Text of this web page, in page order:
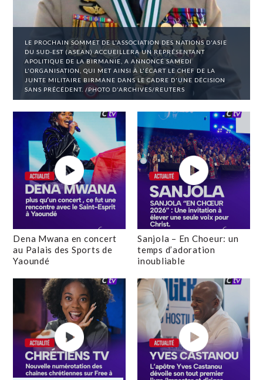
LE PROCHAIN SOMMET DE L'ASSOCIATION DES NATIONS D'ASIE
DU SUD-EST (ASEAN) ACCUEILLERA UN REPRÉSENTANT
APOLITIQUE DE LA BIRMANIE, A ANNONCÉ SAMEDI
L'ORGANISATION, QUI MET AINSI À L'ÉCART LE CHEF DE LA
JUNTE MILITAIRE BIRMANE DANS LE CADRE D'UNE DÉCISION
SANS PRÉCÉDENT. /PHOTO D'ARCHIVES/REUTERS
Dena Mwana en concert
au Palais des Sports de
Yaoundé
Sanjola – En Choeur: un
temps d’adoration
inoubliable